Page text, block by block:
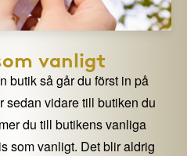
vanligt
butik så går du först in på
sedan vidare till butiken du
du till butikens vanliga
som vanligt. Det blir aldrig